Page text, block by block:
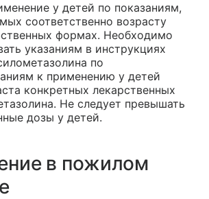
у детей по показаниям,
соответственно возрасту
формах. Необходимо
указаниям в инструкциях
по
к применению у детей
конкретных лекарственных
Не следует превышать
дозы у детей.
в пожилом